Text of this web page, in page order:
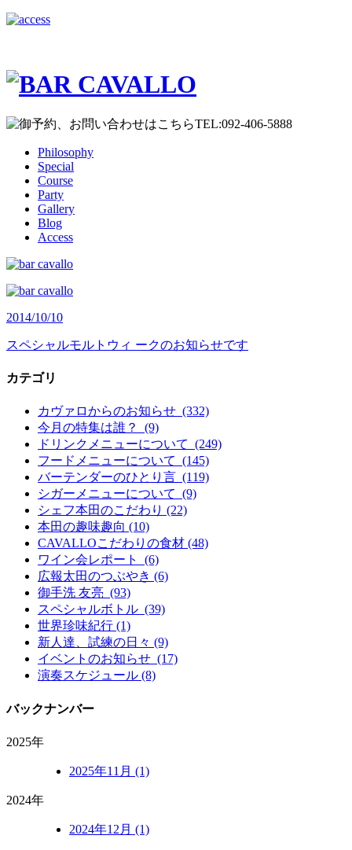
Philosophy
Special
Course
Party
Gallery
Blog
Access
2014/10/10
スペシャルモルトウィ ークのお知らせです
カテゴリ
カヴァロからのお知らせ (332)
今月の特集は誰？ (9)
ドリンクメニューについて (249)
フードメニューについて (145)
バーテンダーのひとり言 (119)
シガーメニューについて (9)
シェフ本田のこだわり (22)
本田の趣味趣向 (10)
CAVALLOこだわりの食材 (48)
ワイン会レポート (6)
広報太田のつぶやき (6)
御手洗 友亮 (93)
スペシャルボトル (39)
世界珍味紀行 (1)
新人達、試練の日々 (9)
イベントのお知らせ (17)
演奏スケジュール (8)
バックナンバー
2025年
2025年11月 (1)
2024年
2024年12月 (1)